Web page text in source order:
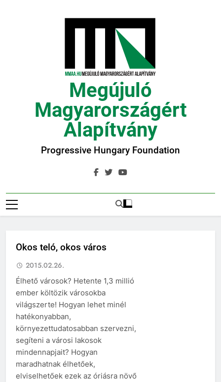
Megújuló
Magyarországért
Alapítvány
Progressive Hungary Foundation
Okos teló, okos város
2015.02.26.
Élhető városok? Hetente 1,3 millió
ember költözik városokba
világszerte! Hogyan lehet minél
hatékonyabban,
környezettudatosabban szervezni,
segíteni a városi lakosok
mindennapjait? Hogyan
maradhatnak élhetőek,
elviselhetőek ezek az óriásra növő